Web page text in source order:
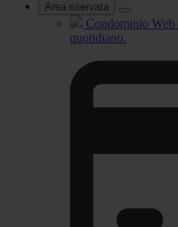
Area riservata
Condominio Web
quotidiano.